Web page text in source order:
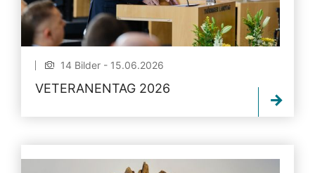
14 Bilder - 15.06.2026
VETERANENTAG 2026